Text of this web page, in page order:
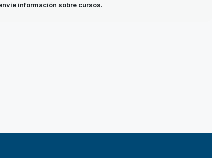
información sobre cursos.